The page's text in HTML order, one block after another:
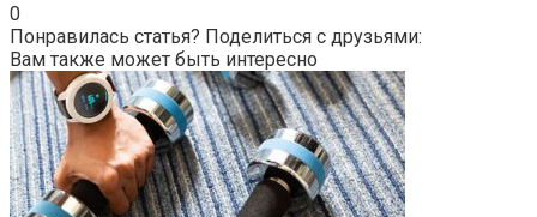
0
Понравилась статья? Поделиться с друзьями:
Вам также может быть интересно